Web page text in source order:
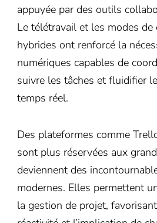
appuyée par des outils
Le télétravail et les modes
hybrides ont renforcé la
numériques capables de
suivre les tâches et fluidifier
temps réel.
Des plateformes comme
sont plus réservées aux
deviennent des
modernes. Elles permettent
la gestion de projet,